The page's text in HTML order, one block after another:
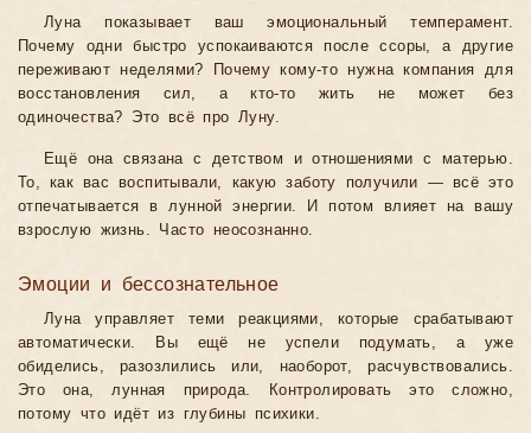
Луна показывает ваш эмоциональный темперамент.
Почему одни быстро успокаиваются после ссоры, а другие
переживают неделями? Почему кому-то нужна компания для
восстановления сил, а кто-то жить не может без
одиночества? Это всё про Луну.
Ещё она связана с детством и отношениями с матерью.
То, как вас воспитывали, какую заботу получили — всё это
отпечатывается в лунной энергии. И потом влияет на вашу
взрослую жизнь. Часто неосознанно.
Эмоции и бессознательное
Луна управляет теми реакциями, которые срабатывают
автоматически. Вы ещё не успели подумать, а уже
обиделись, разозлились или, наоборот, расчувствовались.
Это она, лунная природа. Контролировать это сложно,
потому что идёт из глубины психики.